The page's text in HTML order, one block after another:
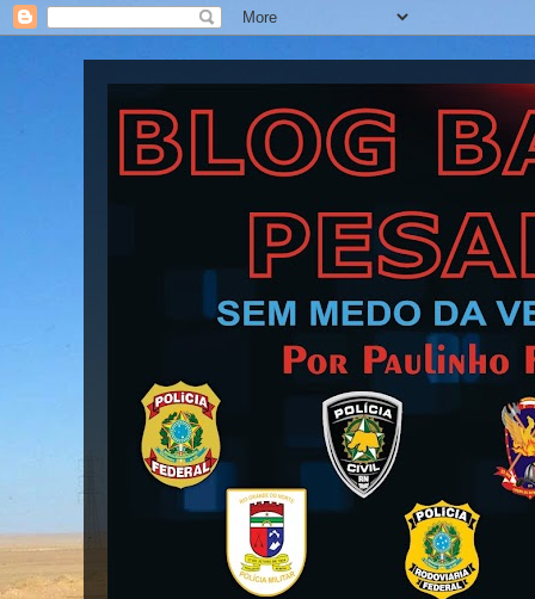
Blog Barra Pesada